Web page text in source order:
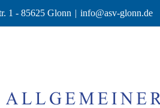
1 - 85625 Glonn | info@asv-glonn.de